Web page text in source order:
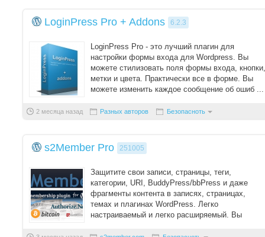
LoginPress Pro + Addons 6.2.3
LoginPress Pro - это лучший плагин для
настройки формы входа для Wordpress. Вы
можете стилизовать поля формы входа, кнопки,
метки и цвета. Практически все в форме. Вы
можете изменить каждое сообщение об ошиб ...
2 месяца назад Разных авторов Безопасноть
s2Member Pro 251005
Защитите свои записи, страницы, теги,
категории, URI, BuddyPress/bbPress и даже
фрагменты контента в записях, страницах,
темах и плагинах WordPress. Легко
настраиваемый и легко расширяемый. Вы